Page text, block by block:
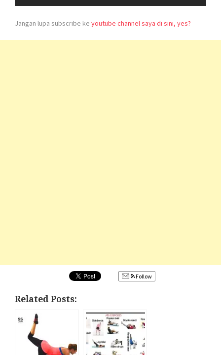
Jangan lupa subscribe ke youtube channel saya di sini, yes?
Follow
Related Posts: